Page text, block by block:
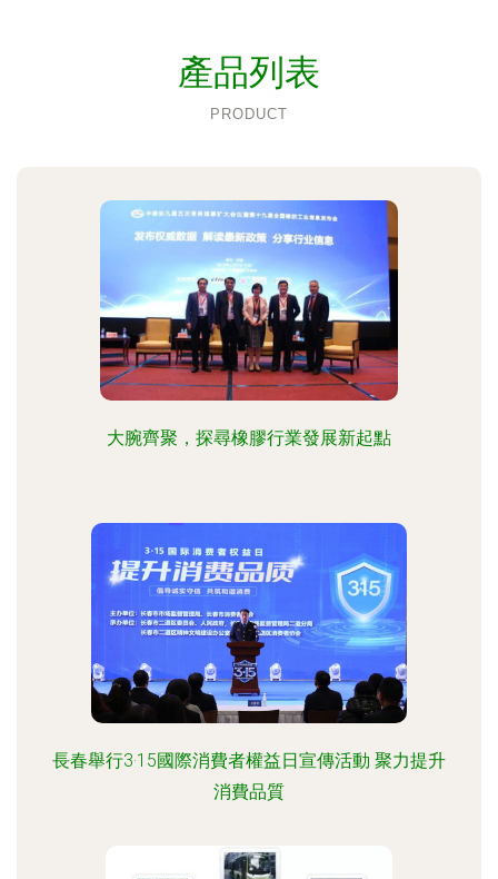
產品列表
PRODUCT
大腕齊聚，探尋橡膠行業發展新起點
長春舉行3·15國際消費者權益日宣傳活動 聚力提升
消費品質